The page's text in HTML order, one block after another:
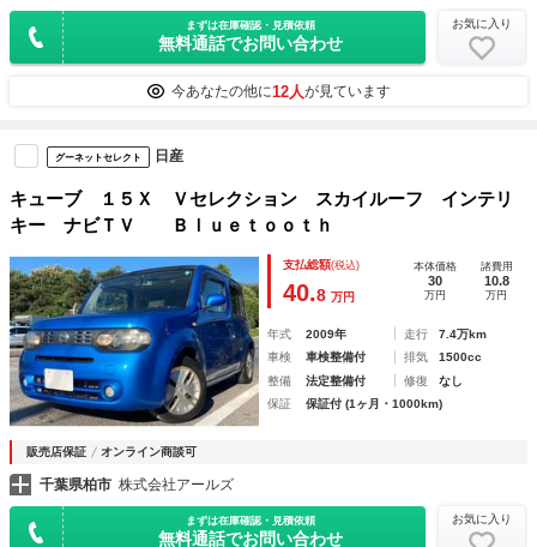
まずは在庫確認・見積依頼
無料通話でお問い合わせ
お気に入り
今あなたの他に12人が見ています
グーネットセレクト 日産
キューブ １５Ｘ Ｖセレクション スカイルーフ インテリ
キー ナビＴＶ Ｂｌｕｅｔｏｏｔｈ
支払総額(税込)
40.8 万円
本体価格
30
万円
諸費用
10.8
万円
年式 2009年 走行
7.4万km
車検
車検整備付 排気
1500cc
整備
法定整備付 修復
なし
保証
保証付 (1ヶ月・1000km)
販売店保証 オンライン商談可
千葉県柏市 株式会社アールズ
まずは在庫確認・見積依頼
無料通話でお問い合わせ
お気に入り